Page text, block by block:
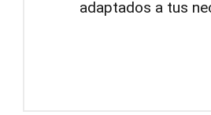
adaptados a tus